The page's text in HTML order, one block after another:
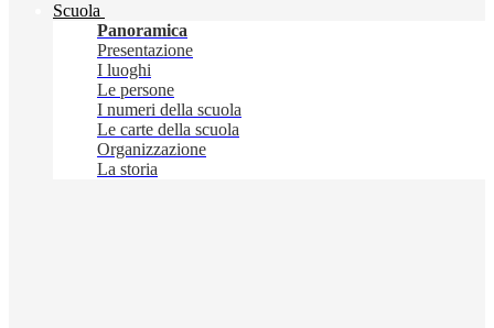
Scuola
Panoramica
Presentazione
I luoghi
Le persone
I numeri della scuola
Le carte della scuola
Organizzazione
La storia